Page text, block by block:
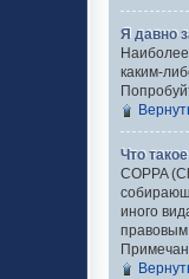
Я давно
каким-
Что
COPPA
иного
правовым